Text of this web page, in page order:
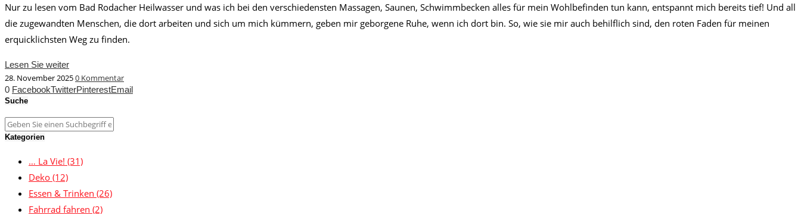
Nur zu lesen vom Bad Rodacher Heilwasser und was ich bei den verschiedensten Massagen, Saunen, Schwimmbecken alles für mein Wohlbefinden tun kann, entspannt mich bereits tief! Und all
die zugewandten Menschen, die dort arbeiten und sich um mich kümmern, geben mir geborgene Ruhe, wenn ich dort bin. So, wie sie mir auch behilflich sind, den roten Faden für meinen
erquicklichsten Weg zu finden.
Lesen Sie weiter
28. November 20250 Kommentar
0 FacebookTwitterPinterestEmail
Suche
Kategorien
… La Vie! (31)
Deko (12)
Essen & Trinken (26)
Fahrrad fahren (2)